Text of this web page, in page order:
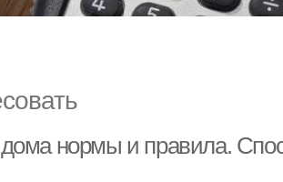
нормы и правила.